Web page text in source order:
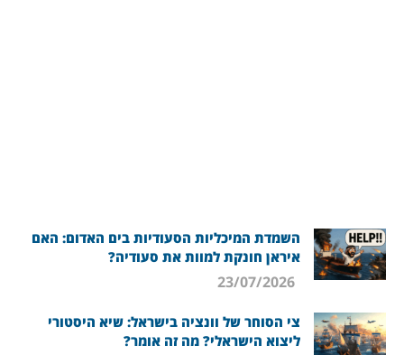
השמדת המיכליות הסעודיות בים האדום: האם
איראן חונקת למוות את סעודיה?
צי הסוחר של וונציה בישראל: שיא היסטורי
ליצוא הישראלי? מה זה אומר?